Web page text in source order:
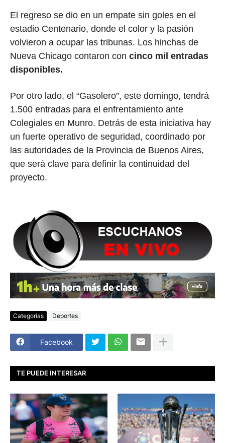
El regreso se dio en un empate sin goles en el
estadio Centenario, donde el color y la pasión
volvieron a ocupar las tribunas. Los hinchas de
Nueva Chicago contaron con cinco mil entradas
disponibles.
Por otro lado, el “Gasolero”, este domingo, tendrá
1.500 entradas para el enfrentamiento ante
Colegiales en Munro. Detrás de esta iniciativa hay
un fuerte operativo de seguridad, coordinado por
las autoridades de la Provincia de Buenos Aires,
que será clave para definir la continuidad del
proyecto.
Categorías Deportes
Facebook
TE PUEDE INTERESAR